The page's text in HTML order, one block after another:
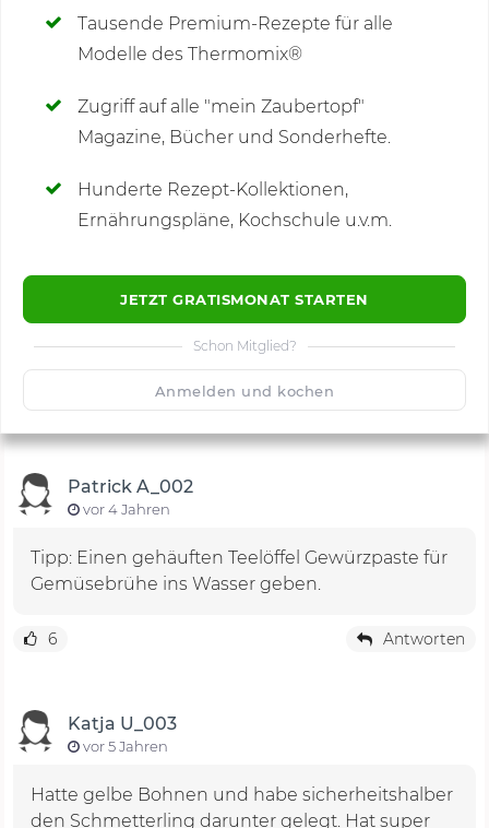
Tausende Premium-Rezepte für alle
Modelle des Thermomix®
Zugriff auf alle "mein Zaubertopf"
Magazine, Bücher und Sonderhefte.
Hunderte Rezept-Kollektionen,
Ernährungspläne, Kochschule u.v.m.
JETZT GRATISMONAT STARTEN
Schon Mitglied?
Anmelden und kochen
Kommentare(2)
🙂 Speichern
Patrick A_002
vor 4 Jahren
Tipp: Einen gehäuften Teelöffel Gewürzpaste für
Gemüsebrühe ins Wasser geben.
6 Antworten
Katja U_003
vor 5 Jahren
Hatte gelbe Bohnen und habe sicherheitshalber
den Schmetterling darunter gelegt. Hat super